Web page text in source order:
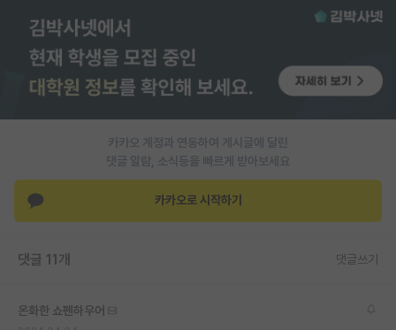
취업 게시판
임용 후기 게시판
인문사회 계열 게시판
특수/전문대학원 게시판
반도체/AI 게시판
장학금/장학생 게시판
카카오 계정과 연동하여 게시글에 달린
댓글 알람, 소식등을 빠르게 받아보세요
카카오로 시작하기
댓글 11개 댓글쓰기
온화한 쇼펜하우어